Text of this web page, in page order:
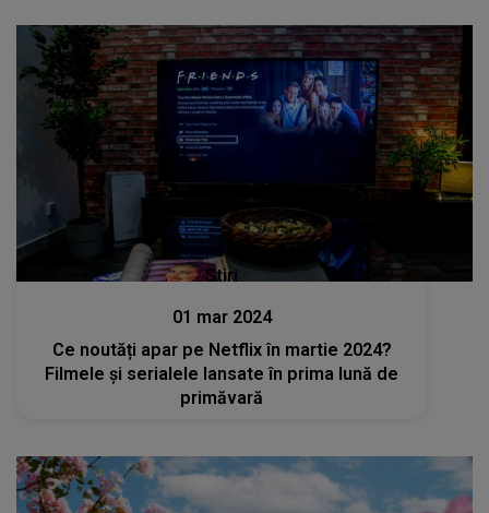
Stiri
01 mar 2024
Ce noutăți apar pe Netflix în martie 2024?
Filmele și serialele lansate în prima lună de
primăvară